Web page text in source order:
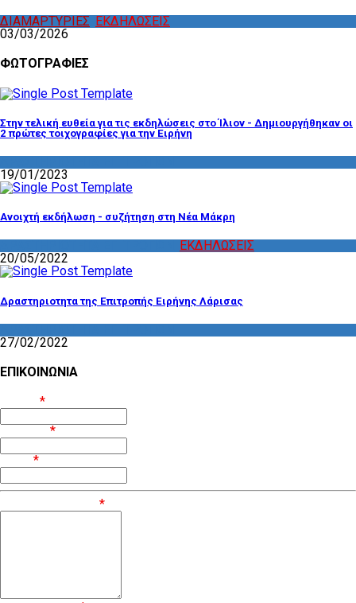
ΔΙΑΜΑΡΤΥΡΙΕΣ ΕΚΔΗΛΩΣΕΙΣ
03/03/2026
ΦΩΤΟΓΡΑΦΙΕΣ
Στην τελική ευθεία για τις εκδηλώσεις στο Ίλιον - Δημιουργήθηκαν οι
2 πρώτες τοιχογραφίες για την Ειρήνη
19/01/2023
Ανοιχτή εκδήλωση - συζήτηση στη Νέα Μάκρη
ΕΚΔΗΛΩΣΕΙΣ
20/05/2022
Δραστηριοτητα της Επιτροπής Ειρήνης Λάρισας
27/02/2022
ΕΠΙΚΟΙΝΩΝΙΑ
*
*
*
*